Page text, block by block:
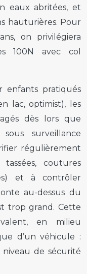
eaux abritées, et
hauturières. Pour
on privilégiera
100N avec col
enfants pratiqués
lac, optimist), les
dès lors que
surveillance
régulièrement
coutures
et à contrôler
au-dessus du
trop grand. Cette
en milieu
d’un véhicule :
de sécurité